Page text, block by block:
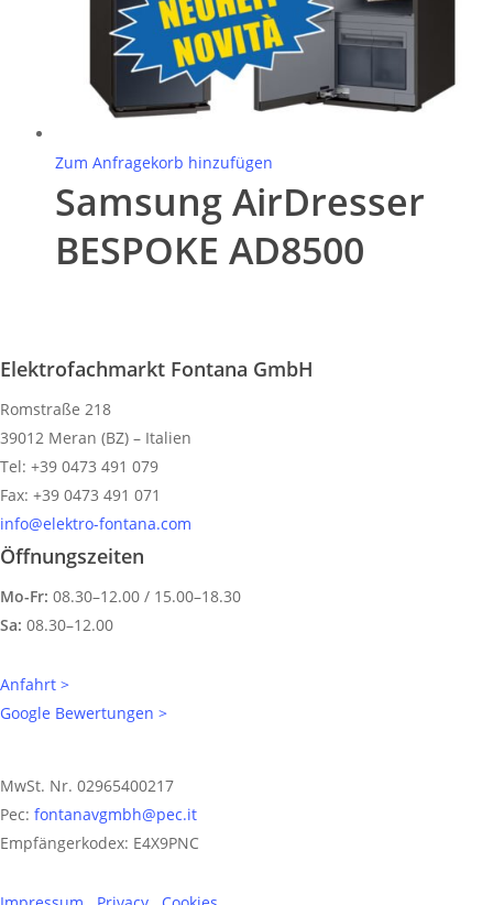
Zum Anfragekorb hinzufügen
Samsung AirDresser
BESPOKE AD8500
Elektrofachmarkt Fontana GmbH
Romstraße 218
39012 Meran (BZ) – Italien
Tel: +39 0473 491 079
Fax: +39 0473 491 071
info@elektro-fontana.com
Öffnungszeiten
Mo-Fr: 08.30–12.00 / 15.00–18.30
Sa: 08.30–12.00
Anfahrt >
Google Bewertungen >
MwSt. Nr. 02965400217
Pec: fontanavgmbh@pec.it
Empfängerkodex: E4X9PNC